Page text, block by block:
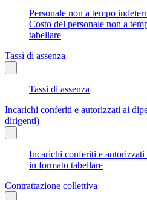
Personale non a tempo
Costo del personale non a
tabellare
Tassi di assenza
Tassi di assenza
Incarichi conferiti e autorizzati ai
dirigenti)
Incarichi conferiti e
in formato tabellare
Contrattazione collettiva